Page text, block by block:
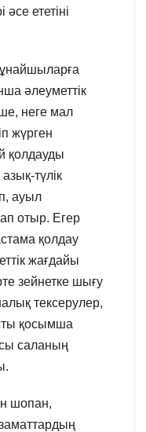
ететіні
әлеуметтік
неге мал
жүрген
қолдауды
түлік
ауыл
отыр. Егер
қолдау
жағдайы
зейнетке шығу
тексерулер,
қосымша
саланың
шопан,